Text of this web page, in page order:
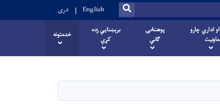
SEARCH
English دری
اداري چارو
پوهنځۍ
ګانې
برېښنایي زده
کړې
خدمتونه